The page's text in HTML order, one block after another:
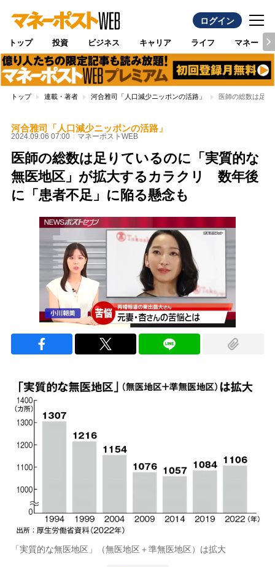
ログイン
トップ 投資 ビジネス キャリア ライフ マネー
トップ 連載・著者 河合雅司「人口減少ニッポンの活路」 医師の総数は足
河合雅司「人口減少ニッポンの活路」
2024.09.06 07:00 マネーポストWEB
医師の総数は足りているのに「実質的な
無医地区」が拡大するカラクリ 数年後
に「患者不足」に陥る懸念も
「実質的な無医地区」（無医地区＋準無医地区）は拡大